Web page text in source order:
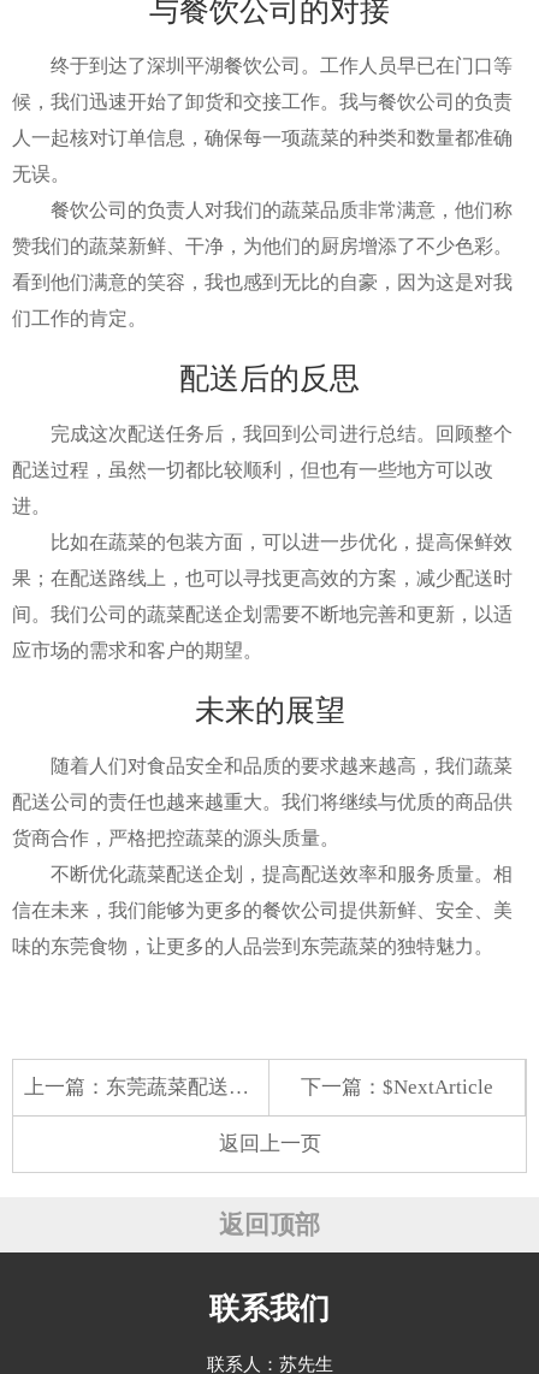
与餐饮公司的对接
终于到达了深圳平湖餐饮公司。工作人员早已在门口等
候，我们迅速开始了卸货和交接工作。我与餐饮公司的负责
人一起核对订单信息，确保每一项蔬菜的种类和数量都准确
无误。
餐饮公司的负责人对我们的蔬菜品质非常满意，他们称
赞我们的蔬菜新鲜、干净，为他们的厨房增添了不少色彩。
看到他们满意的笑容，我也感到无比的自豪，因为这是对我
们工作的肯定。
配送后的反思
完成这次配送任务后，我回到公司进行总结。回顾整个
配送过程，虽然一切都比较顺利，但也有一些地方可以改
进。
比如在蔬菜的包装方面，可以进一步优化，提高保鲜效
果；在配送路线上，也可以寻找更高效的方案，减少配送时
间。我们公司的蔬菜配送企划需要不断地完善和更新，以适
应市场的需求和客户的期望。
未来的展望
随着人们对食品安全和品质的要求越来越高，我们蔬菜
配送公司的责任也越来越重大。我们将继续与优质的商品供
货商合作，严格把控蔬菜的源头质量。
不断优化蔬菜配送企划，提高配送效率和服务质量。相
信在未来，我们能够为更多的餐饮公司提供新鲜、安全、美
味的东莞食物，让更多的人品尝到东莞蔬菜的独特魅力。
上一篇： 东莞蔬菜配送行业：洞察市场，满足多元需求 下一篇：$NextArticle
返回上一页
返回顶部
联系我们
联系人：苏先生